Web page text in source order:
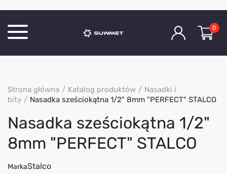
O Firmie
Kontakt
0
Strona główna Katalog produktów
Nasadki i
bity
Nasadka sześciokątna 1/2" 8mm "PERFECT" STALCO
Nasadka sześciokątna 1/2"
8mm "PERFECT" STALCO
MarkaStalco